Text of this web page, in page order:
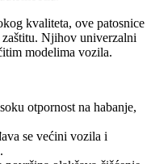
kvaliteta, ove patosnice
Njihov univerzalni
modelima vozila.
otpornost na habanje,
se većini vozila i